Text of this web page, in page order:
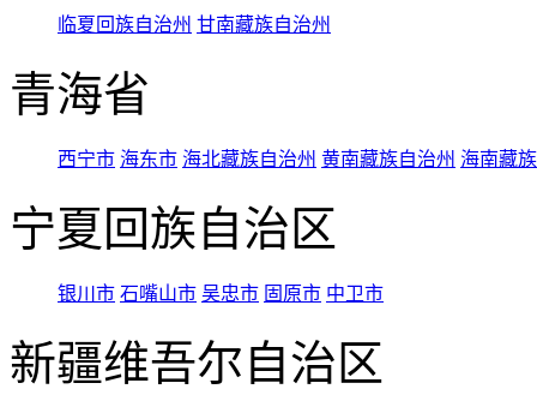
临夏回族自治州 甘南藏族自治州
青海省
西宁市 海东市 海北藏族自治州 黄南藏族自治州 海南藏
宁夏回族自治区
银川市 石嘴山市 吴忠市 固原市 中卫市
新疆维吾尔自治区